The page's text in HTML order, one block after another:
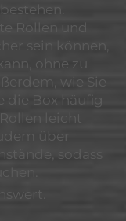
Rollen und
sein können,
ohne zu
wie Sie
die Box häufig
leicht
über
sodass